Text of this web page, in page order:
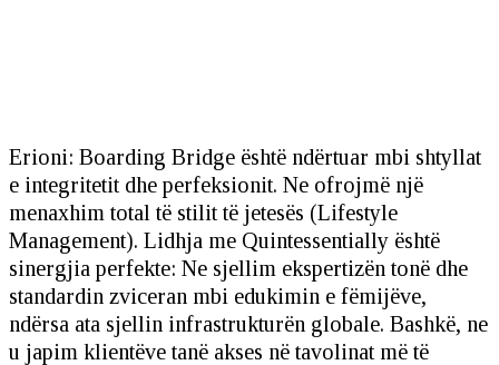
Erioni: Boarding Bridge është ndërtuar mbi shtyllat
e integritetit dhe perfeksionit. Ne ofrojmë një
menaxhim total të stilit të jetesës (Lifestyle
Management). Lidhja me Quintessentially është
sinergjia perfekte: Ne sjellim ekspertizën tonë dhe
standardin zviceran mbi edukimin e fëmijëve,
ndërsa ata sjellin infrastrukturën globale. Bashkë, ne
u japim klientëve tanë akses në tavolinat më të